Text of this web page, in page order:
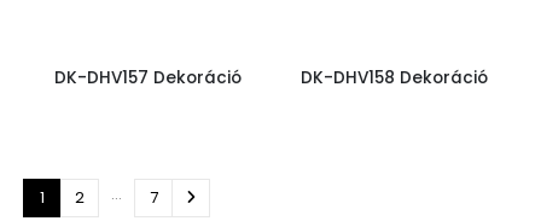
DK-DHV157 Dekoráció DK-DHV158 Dekoráció
1 2 … 7